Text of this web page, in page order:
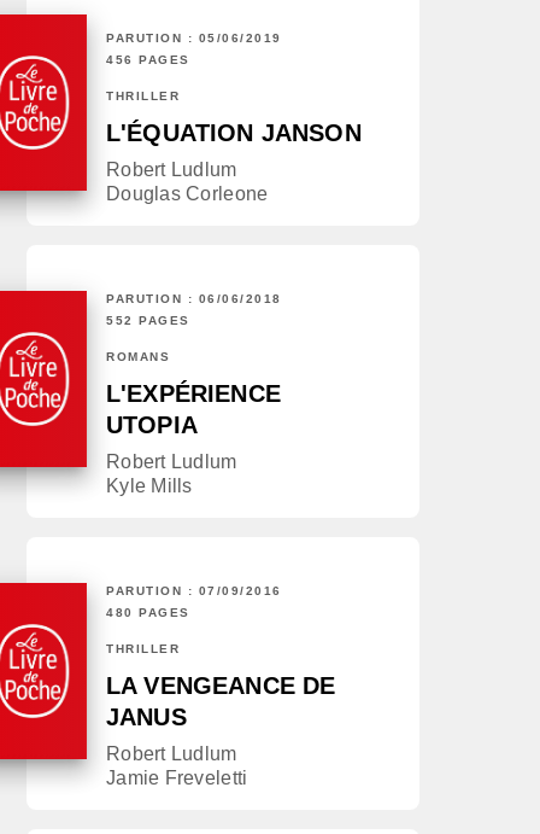
PARUTION : 05/06/2019
456 PAGES
THRILLER
L'ÉQUATION JANSON
Robert Ludlum
Douglas Corleone
PARUTION : 06/06/2018
552 PAGES
ROMANS
L'EXPÉRIENCE
UTOPIA
Robert Ludlum
Kyle Mills
PARUTION : 07/09/2016
480 PAGES
THRILLER
LA VENGEANCE DE
JANUS
Robert Ludlum
Jamie Freveletti